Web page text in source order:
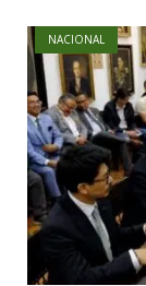
NACIONAL